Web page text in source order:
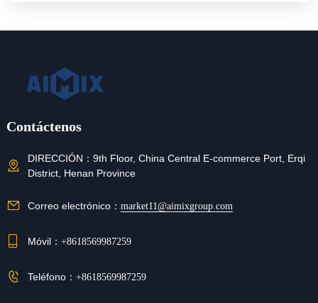
Contáctenos
DIRECCIÓN： 9th Floor, China Central E-commerce Port, Erqi
District, Henan Province
Correo electrónico： market11@aimixgroup.com
Móvil： +8618569987259
Teléfono： +8618569987259